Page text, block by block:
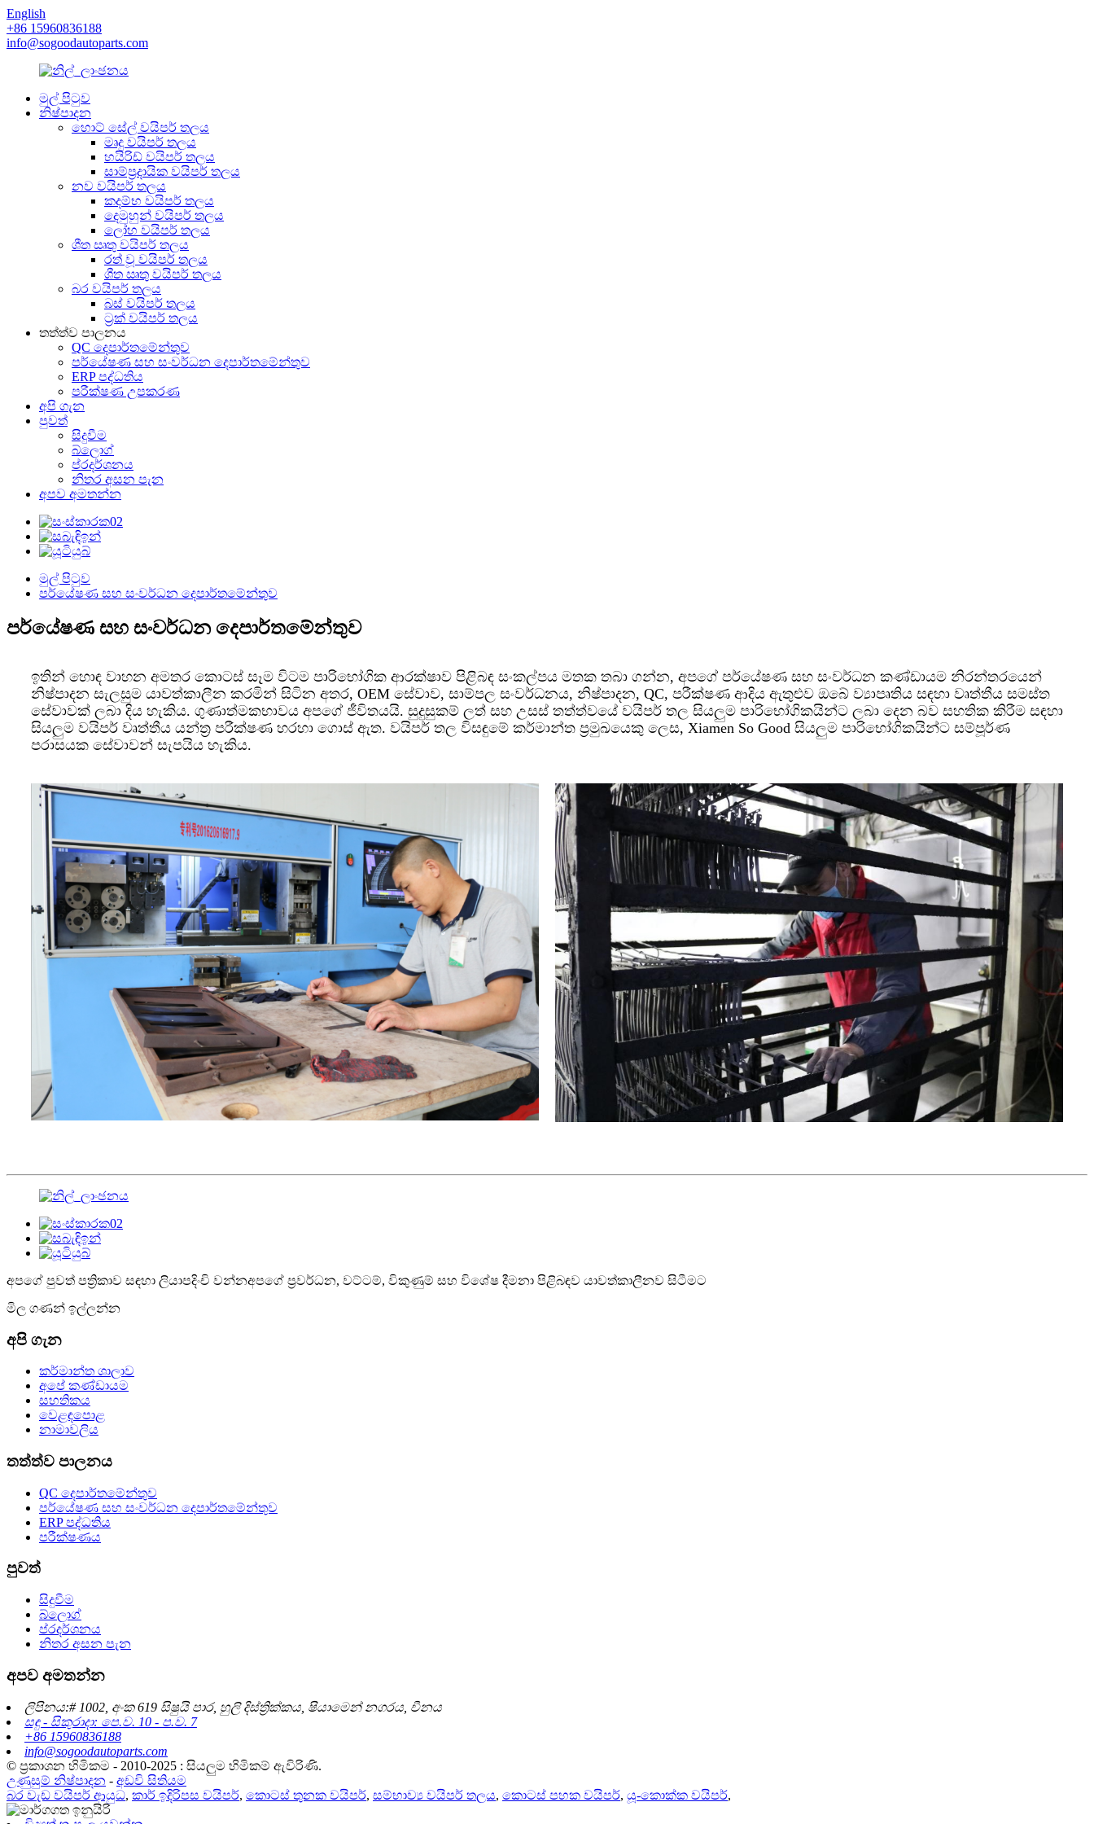
English
+86 15960836188
info@sogoodautoparts.com
මුල් පිටුව
නිෂ්පාදන
හොට් සේල් වයිපර් තලය
මෘදු වයිපර් තලය
හයිරිඩ් වයිපර් තලය
සාම්ප්‍රදායික වයිපර් තලය
නව වයිපර් තලය
කදම්භ වයිපර් තලය
දෙමුහුන් වයිපර් තලය
ලෝහ වයිපර් තලය
ශීත ඍතු වයිපර් තලය
රත් වූ වයිපර් තලය
ශීත ඍතු වයිපර් තලය
බර වයිපර් තලය
බස් වයිපර් තලය
ට්‍රක් වයිපර් තලය
තත්ත්ව පාලනය
QC දෙපාර්තමේන්තුව
පර්යේෂණ සහ සංවර්ධන දෙපාර්තමේන්තුව
ERP පද්ධතිය
පරීක්ෂණ උපකරණ
අපි ගැන
පුවත්
සිදුවීම
බ්ලොග්
ප්රදර්ශනය
නිතර අසන පැන
අපව අමතන්න
මුල් පිටුව
පර්යේෂණ සහ සංවර්ධන දෙපාර්තමේන්තුව
පර්යේෂණ සහ සංවර්ධන දෙපාර්තමේන්තුව
ඉතින් හොඳ වාහන අමතර කොටස් සෑම විටම පාරිභෝගික ආරක්ෂාව පිළිබඳ සංකල්පය මතක තබා ගන්න, අපගේ පර්යේෂණ සහ සංවර්ධන කණ්ඩායම නිරන්තරයෙන්
නිෂ්පාදන සැලසුම යාවත්කාලීන කරමින් සිටින අතර, OEM සේවාව, සාම්පල සංවර්ධනය, නිෂ්පාදන, QC, පරීක්ෂණ ආදිය ඇතුළුව ඔබේ ව්‍යාපෘතිය සඳහා වෘත්තීය සමස්ත
සේවාවක් ලබා දිය හැකිය. ගුණාත්මකභාවය අපගේ ජීවිතයයි. සුදුසුකම් ලත් සහ උසස් තත්ත්වයේ වයිපර් තල සියලුම පාරිභෝගිකයින්ට ලබා දෙන බව සහතික කිරීම සඳහා
සියලුම වයිපර් වෘත්තීය යන්ත්‍ර පරීක්ෂණ හරහා ගොස් ඇත. වයිපර් තල විසඳුමේ කර්මාන්ත ප්‍රමුඛයෙකු ලෙස, Xiamen So Good සියලුම පාරිභෝගිකයින්ට සම්පූර්ණ
පරාසයක සේවාවන් සැපයිය හැකිය.
අපගේ පුවත් පත්‍රිකාව සඳහා ලියාපදිංචි වන්නඅපගේ ප්‍රවර්ධන, වට්ටම්, විකුණුම් සහ විශේෂ දීමනා පිළිබඳව යාවත්කාලීනව සිටීමට
මිල ගණන් ඉල්ලන්න
අපි ගැන
කර්මාන්ත ශාලාව
අපේ කණ්ඩායම
සහතිකය
වෙළඳපොළ
නාමාවලිය
තත්ත්ව පාලනය
QC දෙපාර්තමේන්තුව
පර්යේෂණ සහ සංවර්ධන දෙපාර්තමේන්තුව
ERP පද්ධතිය
පරීක්ෂණය
පුවත්
සිදුවීම
බ්ලොග්
ප්රදර්ශනය
නිතර අසන පැන
අපව අමතන්න
ලිපිනය:# 1002, අංක 619 සිෂුයි පාර, හුලි දිස්ත්‍රික්කය, ෂියාමෙන් නගරය, චීනය
සඳු - සිකුරාදා: පෙ.ව. 10 - ප.ව. 7
+86 15960836188
info@sogoodautoparts.com
© ප්‍රකාශන හිමිකම - 2010-2025 : සියලුම හිමිකම් ඇවිරිණි.
උණුසුම් නිෂ්පාදන - අඩවි සිතියම
බර වැඩ වයිපර් ආයුධ, කාර් ඉදිරිපස වයිපර්, කොටස් තුනක වයිපර්, සම්භාව්‍ය වයිපර් තලය, කොටස් පහක වයිපර්, යූ-කොක්ක වයිපර්,